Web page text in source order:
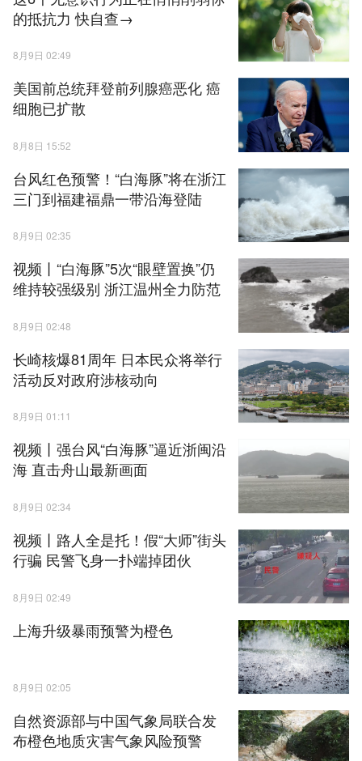
的抵抗力 快自查→
8月9日 02:49
美国前总统拜登前列腺癌恶化 癌
细胞已扩散
8月8日 15:52
台风红色预警！“白海豚”将在浙江
三门到福建福鼎一带沿海登陆
8月9日 02:35
视频丨“白海豚”5次“眼壁置换”仍
维持较强级别 浙江温州全力防范
8月9日 02:48
长崎核爆81周年 日本民众将举行
活动反对政府涉核动向
8月9日 01:11
视频丨强台风“白海豚”逼近浙闽沿
海 直击舟山最新画面
8月9日 02:34
视频丨路人全是托！假“大师”街头
行骗 民警飞身一扑端掉团伙
8月9日 02:49
上海升级暴雨预警为橙色
8月9日 02:05
自然资源部与中国气象局联合发
布橙色地质灾害气象风险预警